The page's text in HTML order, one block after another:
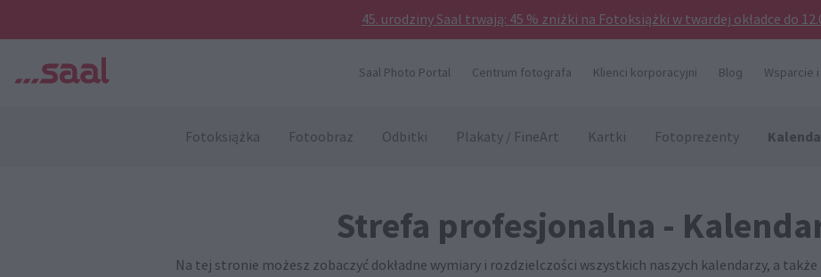
45. urodziny Saal trwają: 45 % zniżki na Fotoksiążki w twardej okładce do
Saal Photo Portal Centrum fotografa Klienci korporacyjni Blog Wsparcie i
Fotoksiążka Fotoobraz Odbitki Plakaty / FineArt Kartki Fotoprezenty
Strefa profesjonalna -
Na tej stronie możesz zobaczyć dokładne wymiary i rozdzielczości wszystkich naszych kalendarzy, a